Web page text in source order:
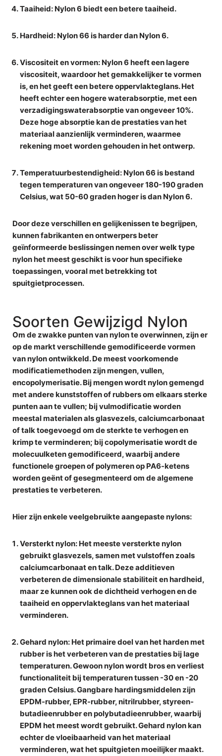
Taaiheid: Nylon 6 biedt een betere taaiheid.
Hardheid: Nylon 66 is harder dan Nylon 6.
Viscositeit en vormen: Nylon 6 heeft een lagere
viscositeit, waardoor het gemakkelijker te vormen
is, en het geeft een betere oppervlakteglans. Het
heeft echter een hogere waterabsorptie, met een
verzadigingswaterabsorptie van ongeveer 10%.
Deze hoge absorptie kan de prestaties van het
materiaal aanzienlijk verminderen, waarmee
rekening moet worden gehouden in het ontwerp.
Temperatuurbestendigheid: Nylon 66 is bestand
tegen temperaturen van ongeveer 180-190 graden
Celsius, wat 50-60 graden hoger is dan Nylon 6.
Door deze verschillen en gelijkenissen te begrijpen,
kunnen fabrikanten en ontwerpers beter
geïnformeerde beslissingen nemen over welk type
nylon het meest geschikt is voor hun specifieke
toepassingen, vooral met betrekking tot
spuitgietprocessen.
Soorten Gewijzigd Nylon
Om de zwakke punten van nylon te overwinnen, zijn er
op de markt verschillende gemodificeerde vormen
van nylon ontwikkeld. De meest voorkomende
modificatiemethoden zijn mengen, vullen,
encopolymerisatie. Bij mengen wordt nylon gemengd
met andere kunststoffen of rubbers om elkaars sterke
punten aan te vullen; bij vulmodificatie worden
meestal materialen als glasvezels, calciumcarbonaat
of talk toegevoegd om de sterkte te verhogen en
krimp te verminderen; bij copolymerisatie wordt de
molecuulketen gemodificeerd, waarbij andere
functionele groepen of polymeren op PA6-ketens
worden geënt of gesegmenteerd om de algemene
prestaties te verbeteren.
Hier zijn enkele veelgebruikte aangepaste nylons:
Versterkt nylon: Het meeste versterkte nylon
gebruikt glasvezels, samen met vulstoffen zoals
calciumcarbonaat en talk. Deze additieven
verbeteren de dimensionale stabiliteit en hardheid,
maar ze kunnen ook de dichtheid verhogen en de
taaiheid en oppervlakteglans van het materiaal
verminderen.
Gehard nylon: Het primaire doel van het harden met
rubber is het verbeteren van de prestaties bij lage
temperaturen. Gewoon nylon wordt bros en verliest
functionaliteit bij temperaturen tussen -30 en -20
graden Celsius. Gangbare hardingsmiddelen zijn
EPDM-rubber, EPR-rubber, nitrilrubber, styreen-
butadieenrubber en polybutadieenrubber, waarbij
EPDM het meest wordt gebruikt. Gehard nylon kan
echter de vloeibaarheid van het materiaal
verminderen, wat het spuitgieten moeilijker maakt.